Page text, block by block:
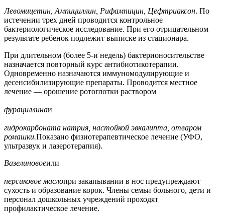
Левомицетин, Ампициллин, Рифампицин, Цефтриаксон. По
истечении трех дней проводится контрольное
бактериологическое исследование. При его отрицательном
результате ребенок подлежит выписке из стационара.
При длительном (более 5-и недель) бактерионосительстве
назначается повторный курс антибиотикотерапии.
Одновременно назначаются иммуномодулирующие и
десенсибилизирующие препараты. Проводится местное
лечение — орошение ротоглотки раствором
фурациллинаи
гидрокарбоната натрия, настойкой эвкалипта, отваром
ромашки.Показано физиотерапевтическое лечение (УФО,
ультразвук и лазеротерапия).
Вазелиновоеили
персиковое маслопри закапывании в нос предупреждают
сухость и образование корок. Члены семьи больного, дети и
персонал дошкольных учреждений проходят
профилактическое лечение.